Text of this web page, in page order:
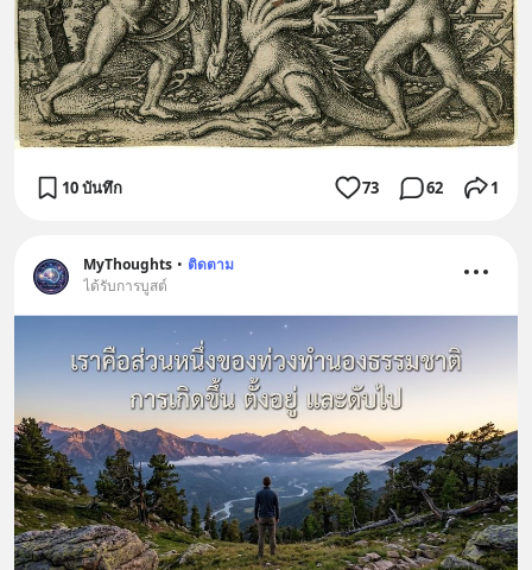
10 บันทึก 73 62 1
MyThoughts • ติดตาม
ได้รับการบูสต์